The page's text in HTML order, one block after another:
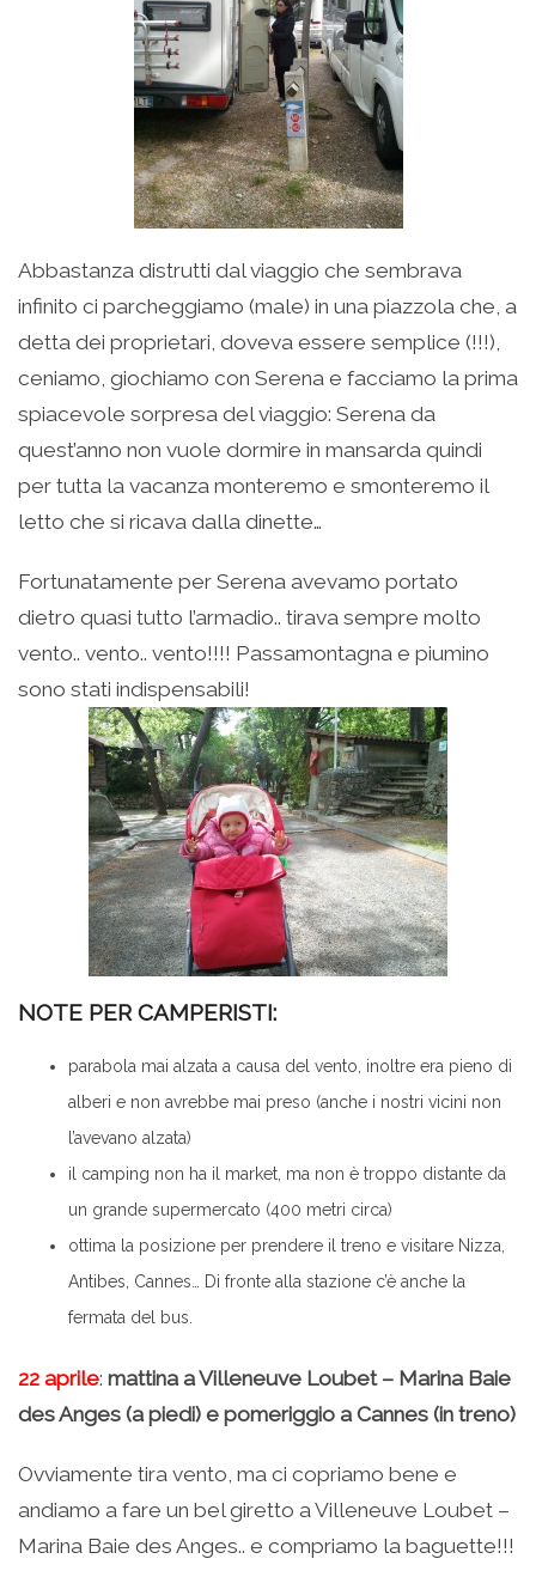
Abbastanza distrutti dal viaggio che sembrava
infinito ci parcheggiamo (male) in una piazzola che, a
detta dei proprietari, doveva essere semplice (!!!),
ceniamo, giochiamo con Serena e facciamo la prima
spiacevole sorpresa del viaggio: Serena da
quest’anno non vuole dormire in mansarda quindi
per tutta la vacanza monteremo e smonteremo il
letto che si ricava dalla dinette…
Fortunatamente per Serena avevamo portato
dietro quasi tutto l’armadio.. tirava sempre molto
vento.. vento.. vento!!!! Passamontagna e piumino
sono stati indispensabili!
NOTE PER CAMPERISTI:
parabola mai alzata a causa del vento, inoltre era pieno di
alberi e non avrebbe mai preso (anche i nostri vicini non
l’avevano alzata)
il camping non ha il market, ma non è troppo distante da
un grande supermercato (400 metri circa)
ottima la posizione per prendere il treno e visitare Nizza,
Antibes, Cannes… Di fronte alla stazione c’è anche la
fermata del bus.
22 aprile: mattina a Villeneuve Loubet – Marina Baie
des Anges (a piedi) e pomeriggio a Cannes (in treno)
Ovviamente tira vento, ma ci copriamo bene e
andiamo a fare un bel giretto a Villeneuve Loubet –
Marina Baie des Anges.. e compriamo la baguette!!!